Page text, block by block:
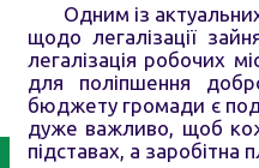
Одним із
щодо легалізації
легалізація робочих
для поліпшення
бюджету громади є
дуже важливо, щоб
підставах, а заробітна